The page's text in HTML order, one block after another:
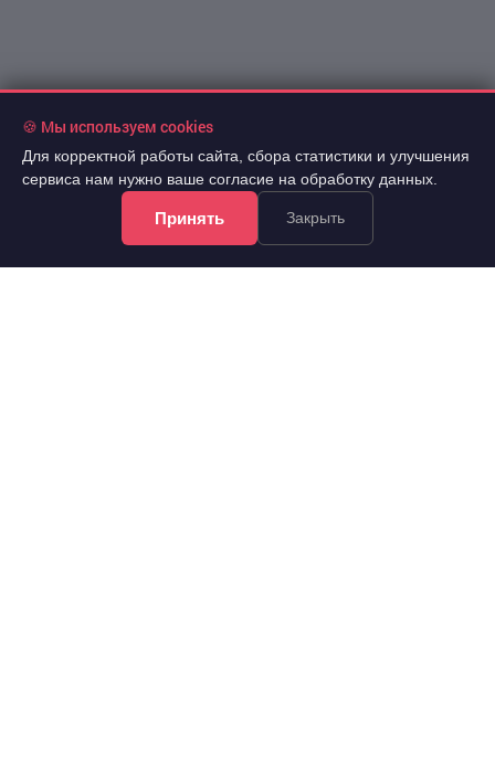
🍪 Мы используем cookies
Для корректной работы сайта, сбора статистики и улучшения
сервиса нам нужно ваше согласие на обработку данных.
Принять Закрыть